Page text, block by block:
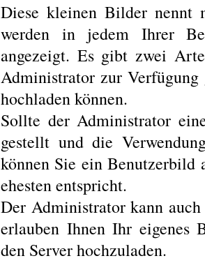
Diese kleinen Bilder nennt
werden in jedem Ihrer
angezeigt. Es gibt zwei
Administrator zur
hochladen können.
Sollte der Administrator
gestellt und die
können Sie ein Benutzerbild
ehesten entspricht.
Der Administrator kann
erlauben Ihnen Ihr eigenes
den Server hochzuladen.